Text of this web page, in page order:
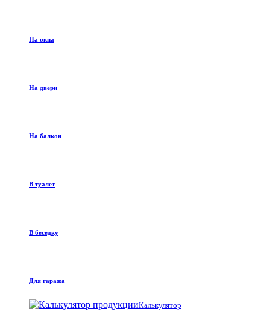
На окна
На двери
На балкон
В туалет
В беседку
Для гаража
Калькулятор